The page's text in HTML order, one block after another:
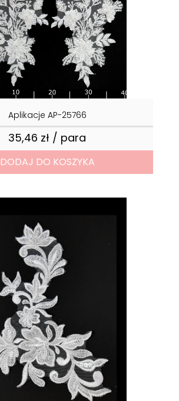
Aplikacje AP-25766
35,46 zł / para
DODAJ DO KOSZYKA